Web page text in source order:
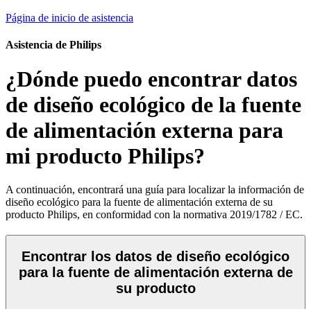
Página de inicio de asistencia
Asistencia de Philips
¿Dónde puedo encontrar datos
de diseño ecológico de la fuente
de alimentación externa para
mi producto Philips?
A continuación, encontrará una guía para localizar la información de
diseño ecológico para la fuente de alimentación externa de su
producto Philips, en conformidad con la normativa 2019/1782 / EC.
Encontrar los datos de diseño ecológico
para la fuente de alimentación externa de
su producto